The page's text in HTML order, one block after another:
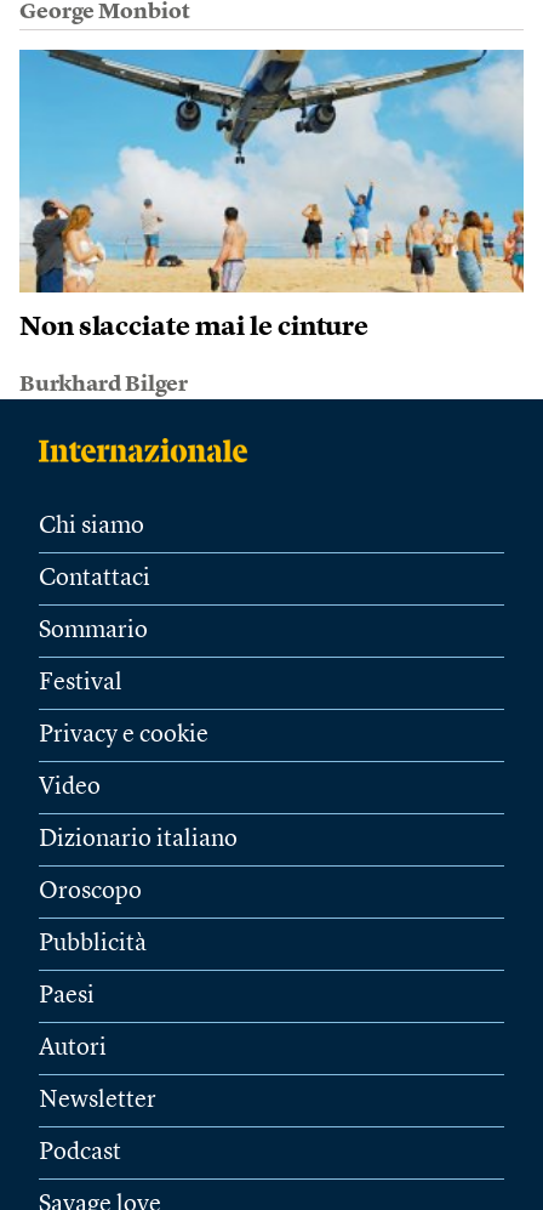
George Monbiot
Non slacciate mai le cinture
Burkhard Bilger
Chi siamo
Contattaci
Sommario
Festival
Privacy e cookie
Video
Dizionario italiano
Oroscopo
Pubblicità
Paesi
Autori
Newsletter
Podcast
Savage love